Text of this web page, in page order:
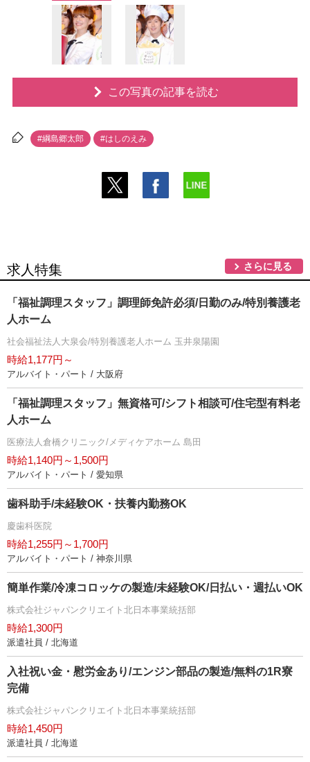
この写真の記事を読む
#綱島郷太郎 #はしのえみ
求人特集 さらに見る
「福祉調理スタッフ」調理師免許必須/日勤のみ/特別養護老
人ホーム
社会福祉法人大泉会/特別養護老人ホーム 玉井泉陽園
時給1,177円～
アルバイト・パート / 大阪府
「福祉調理スタッフ」無資格可/シフト相談可/住宅型有料老
人ホーム
医療法人倉橋クリニック/メディケアホーム 島田
時給1,140円～1,500円
アルバイト・パート / 愛知県
歯科助手/未経験OK・扶養内勤務OK
慶歯科医院
時給1,255円～1,700円
アルバイト・パート / 神奈川県
簡単作業/冷凍コロッケの製造/未経験OK/日払い・週払いOK
株式会社ジャパンクリエイト北日本事業統括部
時給1,300円
派遣社員 / 北海道
入社祝い金・慰労金あり/エンジン部品の製造/無料の1R寮
完備
株式会社ジャパンクリエイト北日本事業統括部
時給1,450円
派遣社員 / 北海道